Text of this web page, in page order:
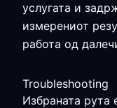
услугата и
измерениот
работа од
Troubleshooting
Избраната рута